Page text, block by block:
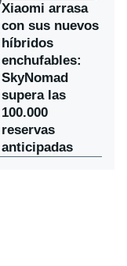
Xiaomi arrasa
con sus nuevos
híbridos
enchufables:
SkyNomad
supera las
100.000
reservas
anticipadas